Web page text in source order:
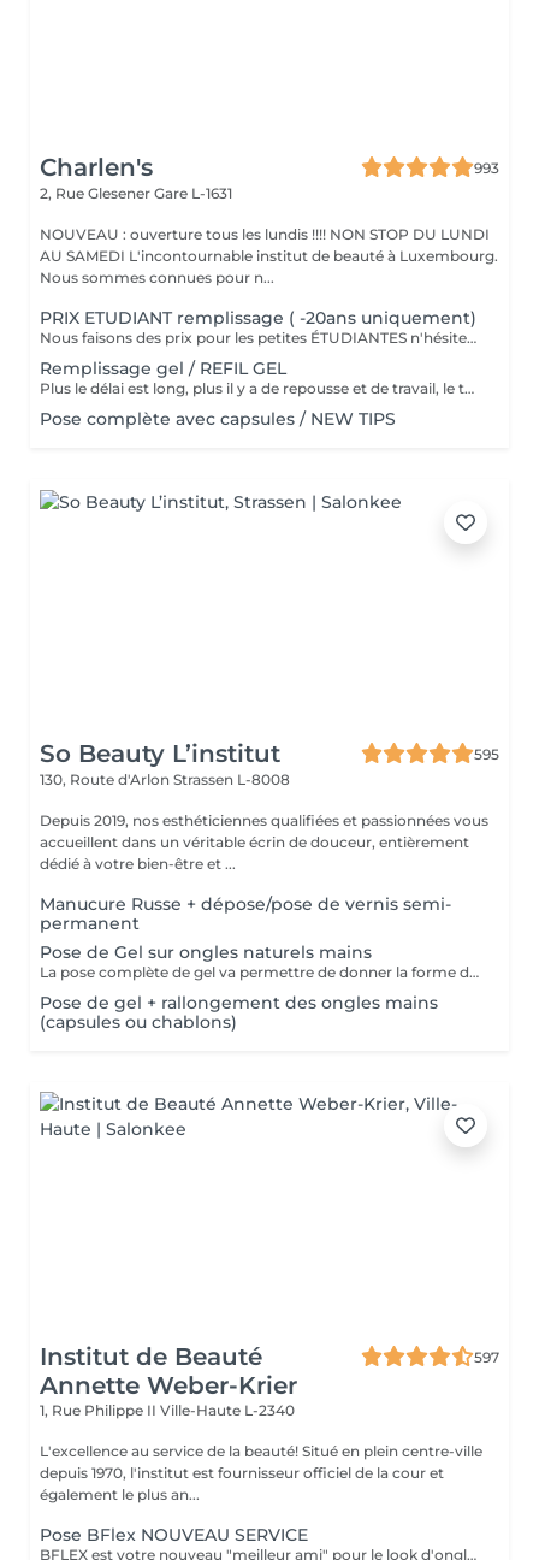
Charlen's
993
2, Rue Glesener Gare L-1631
NOUVEAU : ouverture tous les lundis !!!! NON STOP DU LUNDI
AU SAMEDI L'incontournable institut de beauté à Luxembourg.
Nous sommes connues pour n...
PRIX ETUDIANT remplissage ( -20ans uniquement)
Nous faisons des prix pour les petites ÉTUDIANTES n'hésitez pas a passer
Remplissage gel / REFIL GEL
Plus le délai est long, plus il y a de repousse et de travail, le tarif s'adapte donc au temps écoulé depuis votre dernier rendez-vous. Merci de choisir le remplissage adapté
Pose complète avec capsules / NEW TIPS
So Beauty L’institut
595
130, Route d'Arlon Strassen L-8008
Depuis 2019, nos esthéticiennes qualifiées et passionnées vous
accueillent dans un véritable écrin de douceur, entièrement
dédié à votre bien-être et ...
Manucure Russe + dépose/pose de vernis semi-
permanent
Pose de Gel sur ongles naturels mains
La pose complète de gel va permettre de donner la forme désirée en rallongeant (ou pas) les ongles (préalablement préparés) soit par la technique du chablon (rallongement au gel) soit par les capsules. Ensuite vient la pose du gel qui sera façonné et enfin la pose de la couleur ou de la French.
Pose de gel + rallongement des ongles mains
(capsules ou chablons)
Institut de Beauté
Annette Weber-Krier
597
1, Rue Philippe II Ville-Haute L-2340
L'excellence au service de la beauté! Situé en plein centre-ville
depuis 1970, l'institut est fournisseur officiel de la cour et
également le plus an...
Pose BFlex NOUVEAU SERVICE
BFLEX est votre nouveau "meilleur ami" pour le look d'ongles courts et naturels que tous les clients recherchent ! Il s'agit d'une Babymanucure avec la pose d'un gel intelligent 4-en-1 avec lequel vous avez : Base-Construction-Teinte-Finition ! I C'est une prestation inédite et tendance !